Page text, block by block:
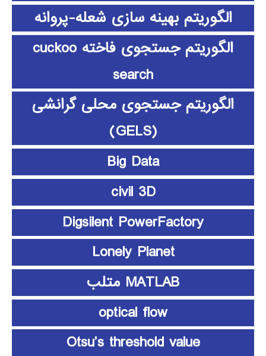
الگوریتم بهینه سازی شعله-پروانه
الگوریتم جستجوی فاخته cuckoo
search
الگوریتم جستجوی محلی گرانشی
(GELS)
Big Data
civil 3D
Digsilent PowerFactory
Lonely Planet
MATLAB متلب
optical flow
Otsu’s threshold value